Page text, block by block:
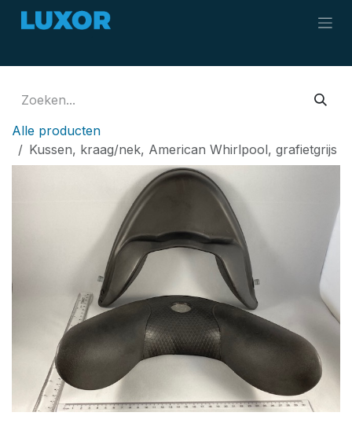
Overslaan naar inhoud
Alle producten
Kussen, kraag/nek, American Whirlpool, grafietgrijs